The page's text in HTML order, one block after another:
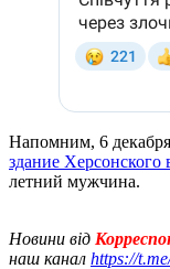
Напомним, 6
здание Херсонского
летний мужчина.
Новини від
наш канал https://